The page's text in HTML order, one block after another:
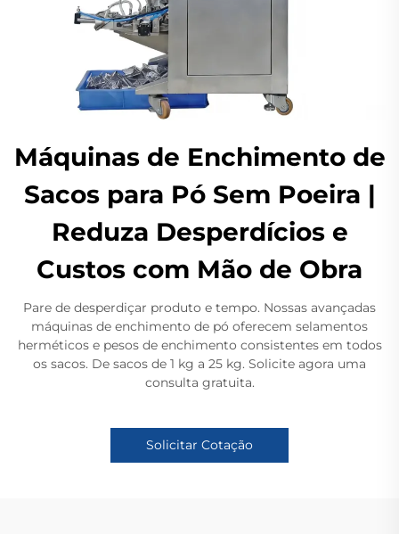
Máquinas de Enchimento de
Sacos para Pó Sem Poeira |
Reduza Desperdícios e
Custos com Mão de Obra
Pare de desperdiçar produto e tempo. Nossas avançadas
máquinas de enchimento de pó oferecem selamentos
herméticos e pesos de enchimento consistentes em todos
os sacos. De sacos de 1 kg a 25 kg. Solicite agora uma
consulta gratuita.
Solicitar Cotação